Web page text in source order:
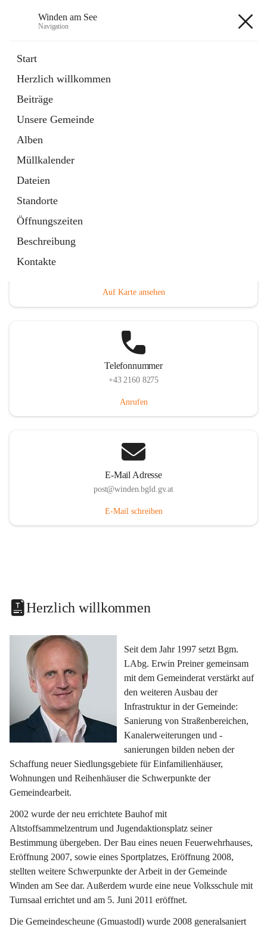
Winden am See
Navigation
Start
Herzlich willkommen
Beiträge
Unsere Gemeinde
Alben
Müllkalender
Dateien
Standorte
Öffnungszeiten
Beschreibung
Kontakte
Externe Webseite
in
Tab
Bebauungsplan
öffnet
in
neuem
Tab
Auf Karte ansehen
Telefonnummer
+43 2160 8275
Anrufen
E-Mail Adresse
post@winden.bgld.gv.at
E-Mail schreiben
Herzlich willkommen
Seit dem Jahr 1997 setzt Bgm.
LAbg. Erwin Preiner gemeinsam
mit dem Gemeinderat verstärkt auf
den weiteren Ausbau der
Infrastruktur in der Gemeinde:
Sanierung von Straßenbereichen,
Kanalerweiterungen und -
sanierungen bilden neben der
Schaffung neuer Siedlungsgebiete für Einfamilienhäuser,
Wohnungen und Reihenhäuser die Schwerpunkte der
Gemeindearbeit.
2002 wurde der neu errichtete Bauhof mit
Altstoffsammelzentrum und Jugendaktionsplatz seiner
Bestimmung übergeben. Der Bau eines neuen Feuerwehrhauses,
Eröffnung 2007, sowie eines Sportplatzes, Eröffnung 2008,
stellten weitere Schwerpunkte der Arbeit in der Gemeinde
Winden am See dar. Außerdem wurde eine neue Volksschule mit
Turnsaal errichtet und am 5. Juni 2011 eröffnet.
Die Gemeindescheune (Gmuastodl) wurde 2008 generalsaniert